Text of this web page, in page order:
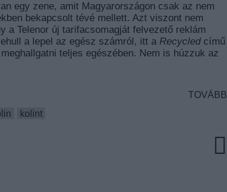
egy zene, amit Magyarországon csak az nem
bekapcsolt tévé mellett. Azt viszont nem
a Telenor új tarifacsomagját felvezető reklám
a lepel az egész számról, itt a Recycledcímű
teljes egészében. Nem is húzzuk az
TOVÁBB
kolint